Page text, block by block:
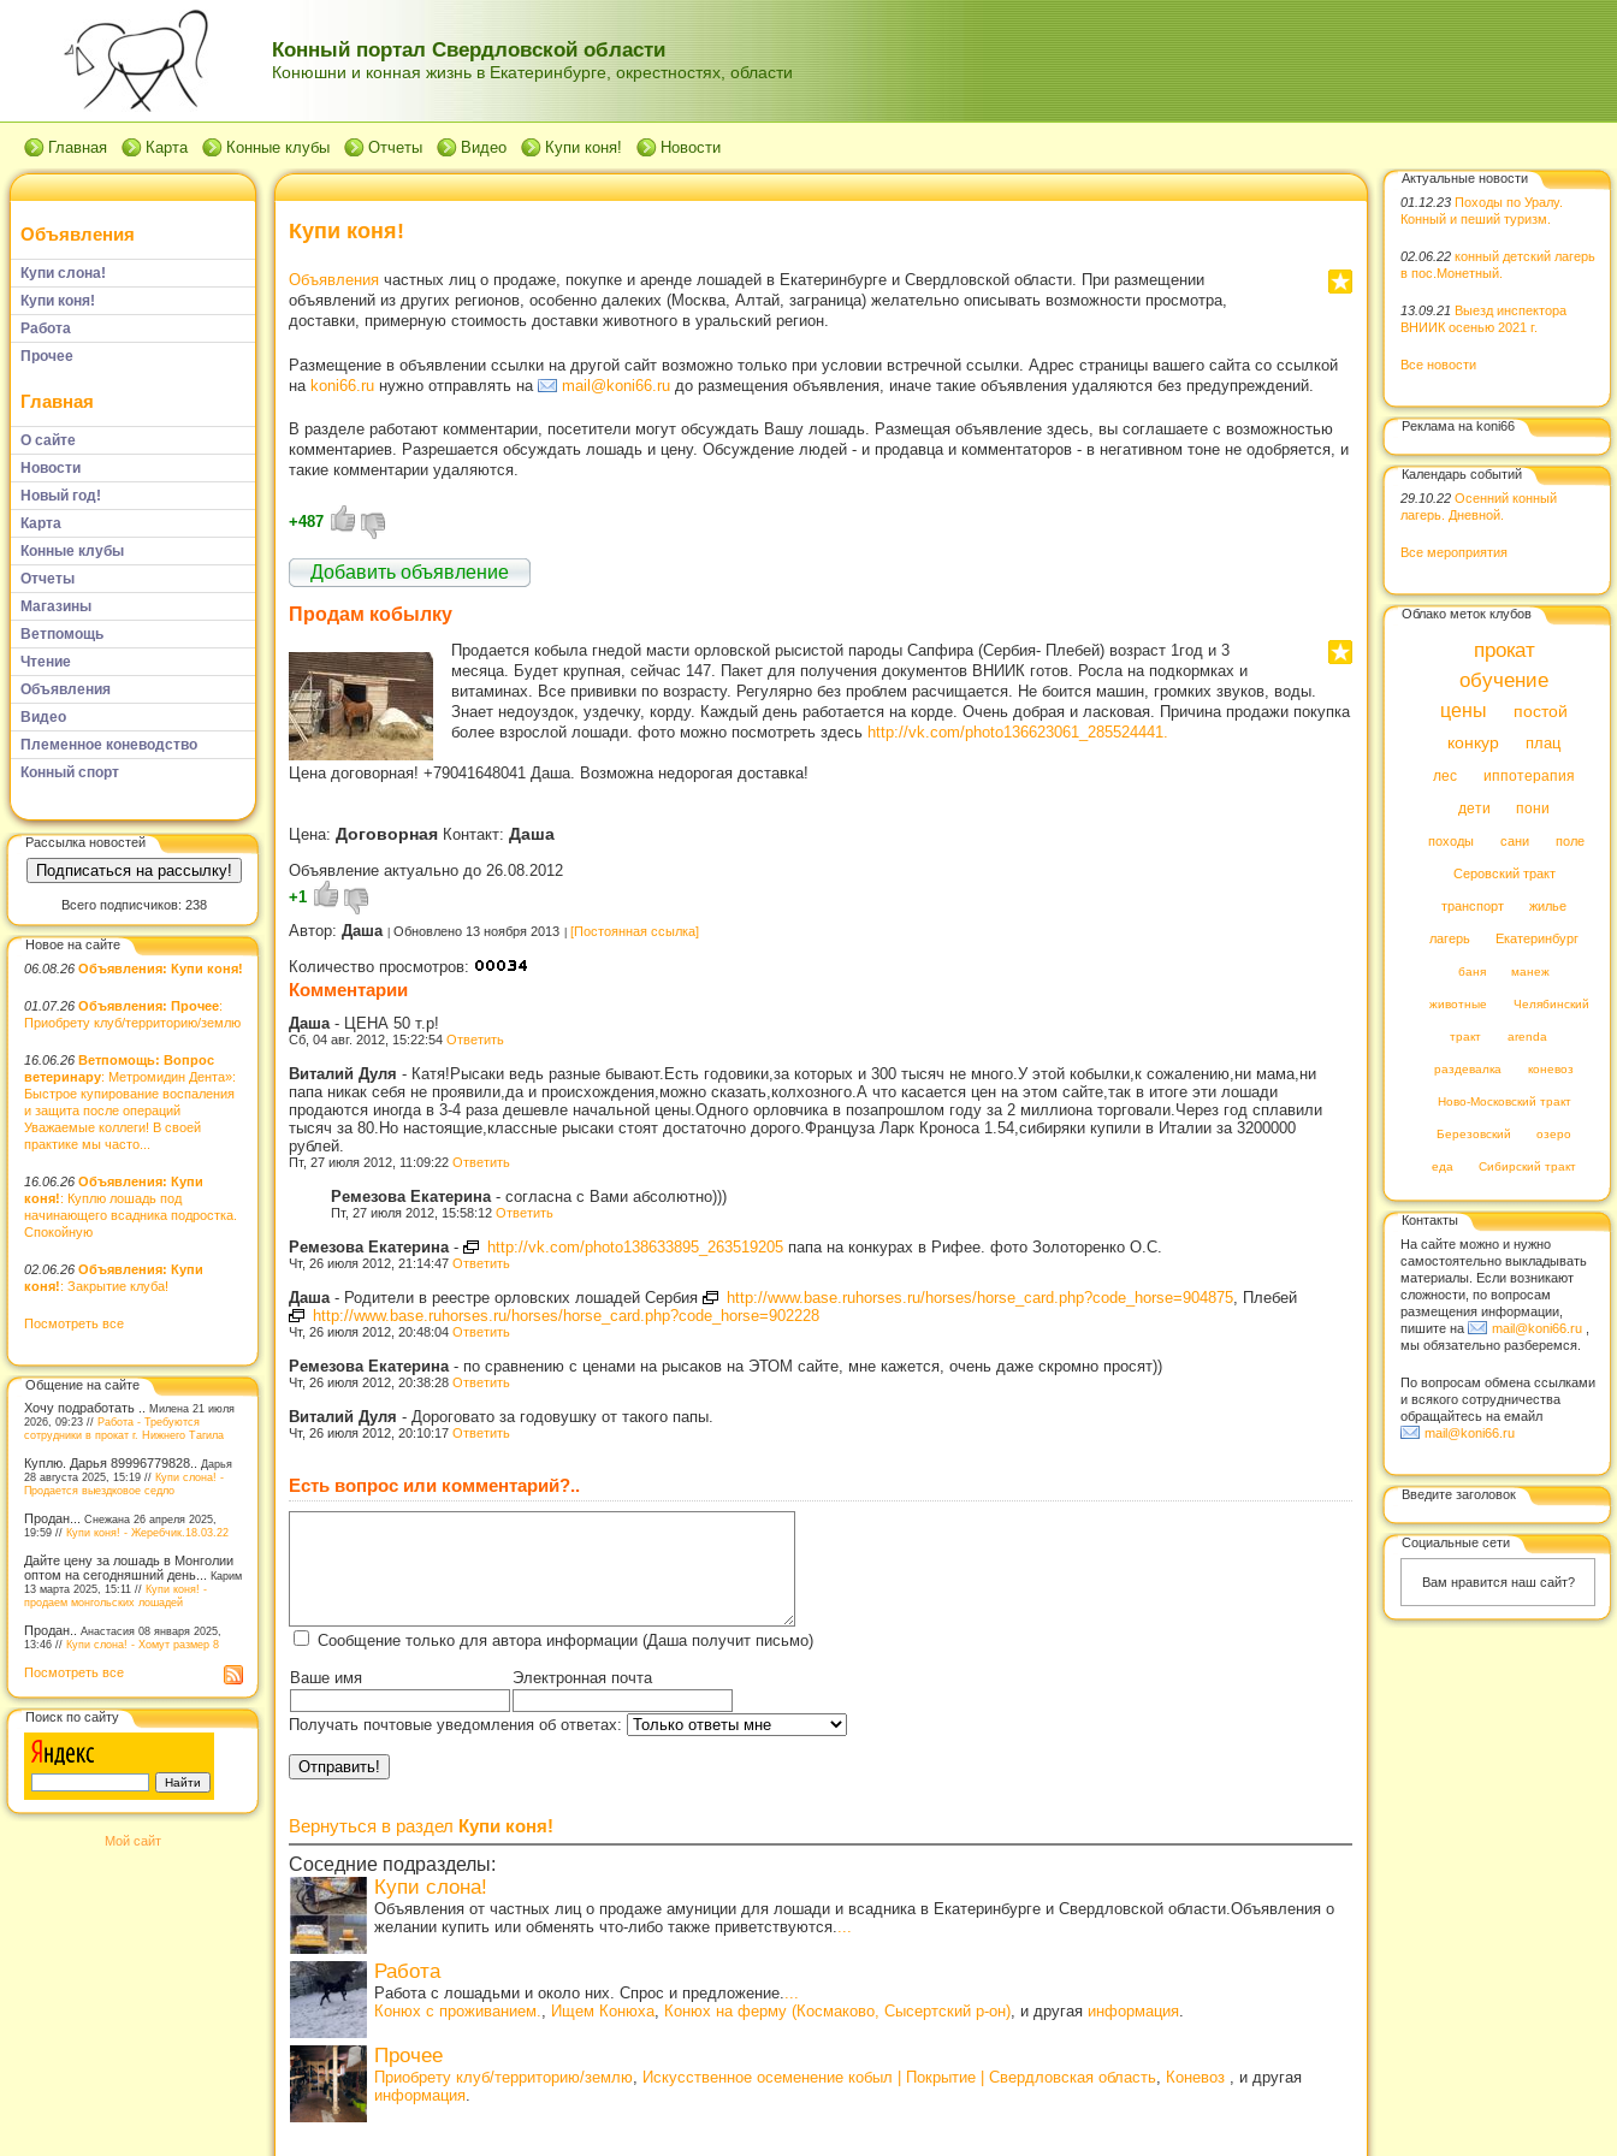
Конный портал Свердловской области
Конюшни и конная жизнь в Екатеринбурге, окрестностях, области
Главная Карта Конные клубы Отчеты Видео Купи коня! Новости
Объявления
Купи слона!
Купи коня!
Работа
Прочее
Главная
О сайте
Новости
Новый год!
Карта
Конные клубы
Отчеты
Магазины
Ветпомощь
Чтение
Объявления
Видео
Племенное коневодство
Конный спорт
Рассылка новостей
Всего подписчиков: 238
Новое на сайте
06.08.26 Объявления: Купи коня!
01.07.26 Объявления: Прочее:
Приобрету клуб/территорию/землю
16.06.26 Ветпомощь: Вопрос
ветеринару: Метромидин Дента»:
Быстрое купирование воспаления
и защита после операций
Уважаемые коллеги! В своей
практике мы часто...
16.06.26 Объявления: Купи
коня!: Куплю лошадь под
начинающего всадника подростка.
Спокойную
02.06.26 Объявления: Купи
коня!: Закрытие клуба!
Посмотреть все
Общение на сайте
Хочу подработать .. Милена 21 июля
2026, 09:23 // Работа - Требуются
сотрудники в прокат г. Нижнего Тагила
Куплю. Дарья 89996779828..
Дарья
28 августа 2025, 15:19 // Купи слона! -
Продается выездковое седло
Продан... Снежана 26 апреля 2025,
19:59 // Купи коня! - Жеребчик.18.03.22
Дайте цену за лошадь в Монголии
оптом на сегодняшний день... Карим
13 марта 2025, 15:11 // Купи коня! -
продаем монгольских лошадей
Продан.. Анастасия 08 января 2025,
13:46 // Купи слона! - Хомут размер 8
Посмотреть все
Поиск по сайту
Мой сайт
Купи коня!
Объявления частных лиц о продаже, покупке и аренде лошадей в Екатеринбурге и Свердловской области. При размещении
объявлений из других регионов, особенно далеких (Москва, Алтай, заграница) желательно описывать возможности просмотра,
доставки, примерную стоимость доставки животного в уральский регион.
Размещение в объявлении ссылки на другой сайт возможно только при условии встречной ссылки. Адрес страницы вашего сайта со ссылкой
на koni66.ru нужно отправлять на mail@koni66.ru до размещения объявления, иначе такие объявления удаляются без предупреждений.
В разделе работают комментарии, посетители могут обсуждать Вашу лошадь. Размещая объявление здесь, вы соглашаете с возможностью
комментариев. Разрешается обсуждать лошадь и цену. Обсуждение людей - и продавца и комментаторов - в негативном тоне не одобряется, и
такие комментарии удаляются.
+487
Добавить объявление
Продам кобылку
Продается кобыла гнедой масти орловской рысистой пароды Сапфира (Сербия- Плебей) возраст 1год и 3
месяца. Будет крупная, сейчас 147. Пакет для получения документов ВНИИК готов. Росла на подкормках и
витаминах. Все прививки по возрасту. Регулярно без проблем расчищается. Не боится машин, громких звуков, воды.
Знает недоуздок, уздечку, корду. Каждый день работается на корде. Очень добрая и ласковая. Причина продажи покупка
более взрослой лошади. фото можно посмотреть здесь http://vk.com/photo136623061_285524441.
Цена договорная! +79041648041 Даша. Возможна недорогая доставка!
Цена: Договорная Контакт: Даша
Объявление актуально до 26.08.2012
+1
Автор: Даша Обновлено 13 ноября 2013 [Постоянная ссылка]
Количество просмотров:
Комментарии
Даша - ЦЕНА 50 т.р!
Сб, 04 авг. 2012, 15:22:54 Ответить
Виталий Дуля - Катя!Рысаки ведь разные бывают.Есть годовики,за которых и 300 тысяч не много.У этой кобылки,к сожалению,ни мама,ни
папа никак себя не проявили,да и происхождения,можно сказать,колхозного.А что касается цен на этом сайте,так в итоге эти лошади
продаются иногда в 3-4 раза дешевле начальной цены.Одного орловчика в позапрошлом году за 2 миллиона торговали.Через год сплавили
тысяч за 80.Но настоящие,классные рысаки стоят достаточно дорого.Француза Ларк Кроноса 1.54,сибиряки купили в Италии за 3200000
рублей.
Пт, 27 июля 2012, 11:09:22 Ответить
Ремезова Екатерина - согласна с Вами абсолютно)))
Пт, 27 июля 2012, 15:58:12 Ответить
Ремезова Екатерина - http://vk.com/photo138633895_263519205 папа на конкурах в Рифее. фото Золоторенко О.С.
Чт, 26 июля 2012, 21:14:47 Ответить
Даша - Родители в реестре орловских лошадей Сербия http://www.base.ruhorses.ru/horses/horse_card.php?code_horse=904875, Плебей
http://www.base.ruhorses.ru/horses/horse_card.php?code_horse=902228
Чт, 26 июля 2012, 20:48:04 Ответить
Ремезова Екатерина - по сравнению с ценами на рысаков на ЭТОМ сайте, мне кажется, очень даже скромно просят))
Чт, 26 июля 2012, 20:38:28 Ответить
Виталий Дуля - Дороговато за годовушку от такого папы.
Чт, 26 июля 2012, 20:10:17 Ответить
Есть вопрос или комментарий?..
Сообщение только для автора информации (Даша получит письмо)
Ваше имя Электронная почта
Получать почтовые уведомления об ответах:
Вернуться в раздел Купи коня!
Соседние подразделы:
Купи слона!
Объявления от частных лиц о продаже амуниции для лошади и всадника в Екатеринбурге и Свердловской области.Объявления о
желании купить или обменять что-либо также приветствуются.
Работа
Работа с лошадьми и около них. Спрос и предложение.
Конюх с проживанием.
Ищем Конюха Конюх на ферму (Космаково, Сысертский р-он) , и другая информация
Прочее
Приобрету клуб/территорию/землю Искусственное осеменение кобыл | Покрытие | Свердловская область Коневоз
, и другая
информация
Актуальные новости
01.12.23 Походы по Уралу.
Конный и пеший туризм.
02.06.22 конный детский лагерь
в пос.Монетный.
13.09.21 Выезд инспектора
ВНИИК осенью 2021 г.
Все новости
Реклама на koni66
Календарь событий
29.10.22 Осенний конный
лагерь. Дневной.
Все мероприятия
Облако меток клубов
прокат
обучение
цены
постой
конкур
плац
лес
иппотерапия
дети
пони
походы сани поле
Серовский тракт
транспорт жилье
лагерь Екатеринбург
баня манеж
животные Челябинский
тракт arenda
раздевалка коневоз
Ново-Московский тракт
Березовский озеро
еда Сибирский тракт
Контакты
На сайте можно и нужно
самостоятельно выкладывать
материалы. Если возникают
сложности, по вопросам
размещения информации,
пишите на
mail@koni66.ru
мы обязательно разберемся.
По вопросам обмена ссылками
и всякого сотрудничества
обращайтесь на емайл
mail@koni66.ru
Введите заголовок
Социальные сети
Вам нравится наш сайт?